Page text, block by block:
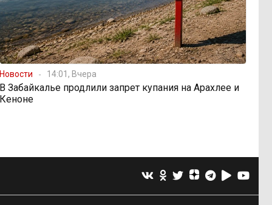
Новости 14:01, Вчера
В Забайкалье продлили запрет купания на Арахлее и
Кеноне